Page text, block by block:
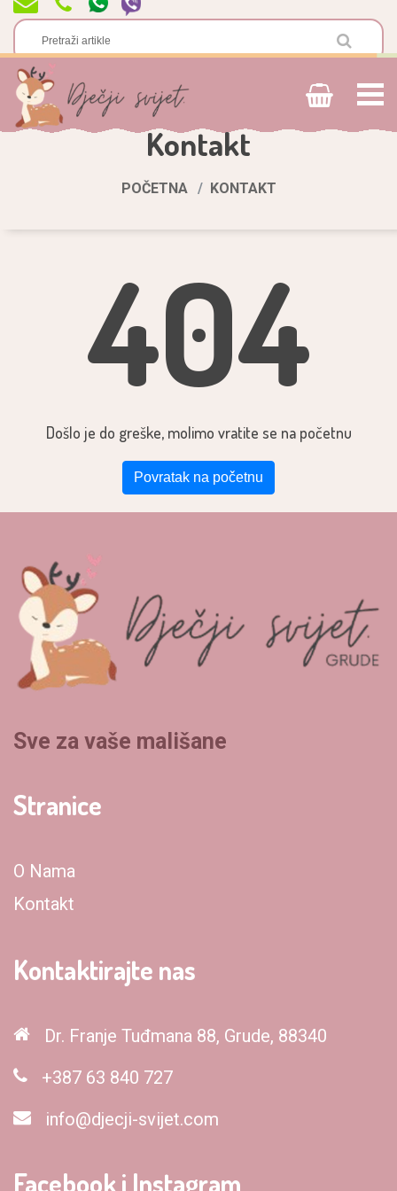
Kontakt
POČETNA KONTAKT
404
Došlo je do greške, molimo vratite se na početnu
Povratak na početnu
Sve za vaše mališane
Stranice
O Nama
Kontakt
Kontaktirajte nas
Dr. Franje Tuđmana 88, Grude, 88340
+387 63 840 727
info@djecji-svijet.com
Facebook i Instagram